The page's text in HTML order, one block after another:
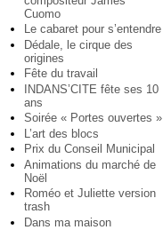
Cuomo
Le cabaret pour s’entendre
Dédale, le cirque des
origines
Fête du travail
INDANS’CITE fête ses 10
ans
Soirée « Portes ouvertes »
L’art des blocs
Prix du Conseil Municipal
Animations du marché de
Noël
Roméo et Juliette version
trash
Dans ma maison